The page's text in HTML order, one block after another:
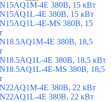
4E 380В, 15 кВт
4E 380В, 15 кВт
4E-MS 380В, 15
4E 380В, 18,5
4E 380В, 18,5 кВт
4E-MS 380В, 18,5
4E 380В, 22 кВт
4E 380В, 22 кВт